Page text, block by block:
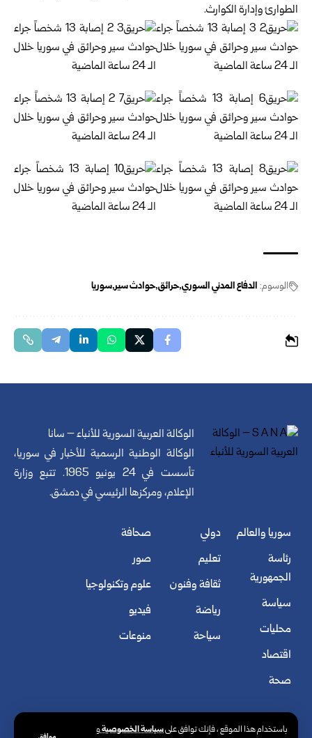
باستخدام هذا الموقع ، فإنك توافق علىسياسة الخصوصيةو
الطوارئ وإدارة ‌‏الكوارث‎.‎
الوسوم: الدفاع المدني السوري حرائق حوادث سير سوريا
الوكالة العربية السورية للأنباء – سانا
الوكالة الوطنية الرسمية للأخبار في سوريا،
تأسست في 24 يونيو 1965. تتبع وزارة
الإعلام، ومركزها الرئيسي في دمشق.
سوريا والعالم
رئاسة
الجمهورية
سياسة
محليات
اقتصاد
صحة
دولي
تعليم
ثقافة وفنون
رياضة
سياحة
صحافة
صور
علوم وتكنولوجيا
فيديو
منوعات